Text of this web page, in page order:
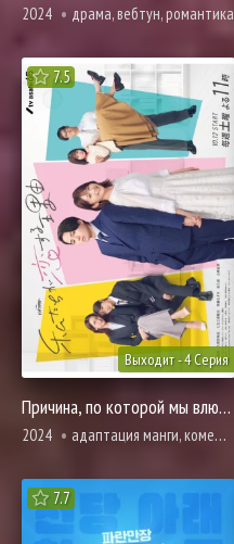
2024 драма, вебтун, романтика
7.5
Выходит - 4 Серия
Причина, по которой мы влюбились
2024 адаптация манги, комедия, романтика
7.7